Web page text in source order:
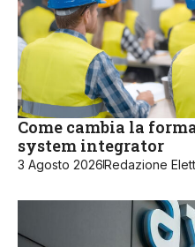
Come cambia la
system integrator
3 Agosto 2026Redazione